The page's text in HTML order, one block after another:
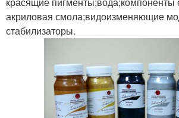
акриловая смола;видоизменяющие
стабилизаторы.